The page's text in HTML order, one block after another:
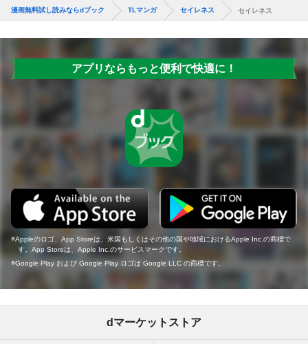
漫画無料試し読みならdブック TLマンガ セイレネス セイレネス
アプリならもっと便利で快適に！
Appleのロゴ、App Storeは、米国もしくはその他の国や地域におけるApple Inc.の商標で
す。App Storeは、Apple Inc.のサービスマークです。
Google Play および Google Play ロゴは Google LLC の商標です。
dマーケットストア